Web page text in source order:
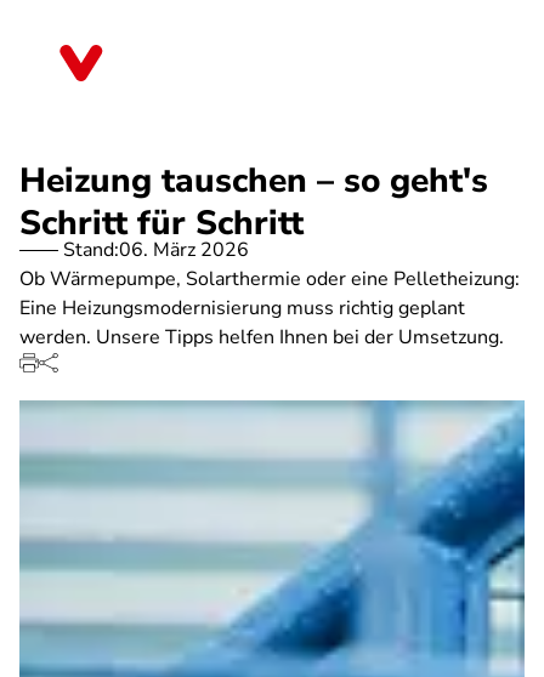
Heizung tauschen – so geht's
Schritt für Schritt
Stand:06. März 2026
Ob Wärmepumpe, Solarthermie oder eine Pelletheizung:
Eine Heizungsmodernisierung muss richtig geplant
werden. Unsere Tipps helfen Ihnen bei der Umsetzung.